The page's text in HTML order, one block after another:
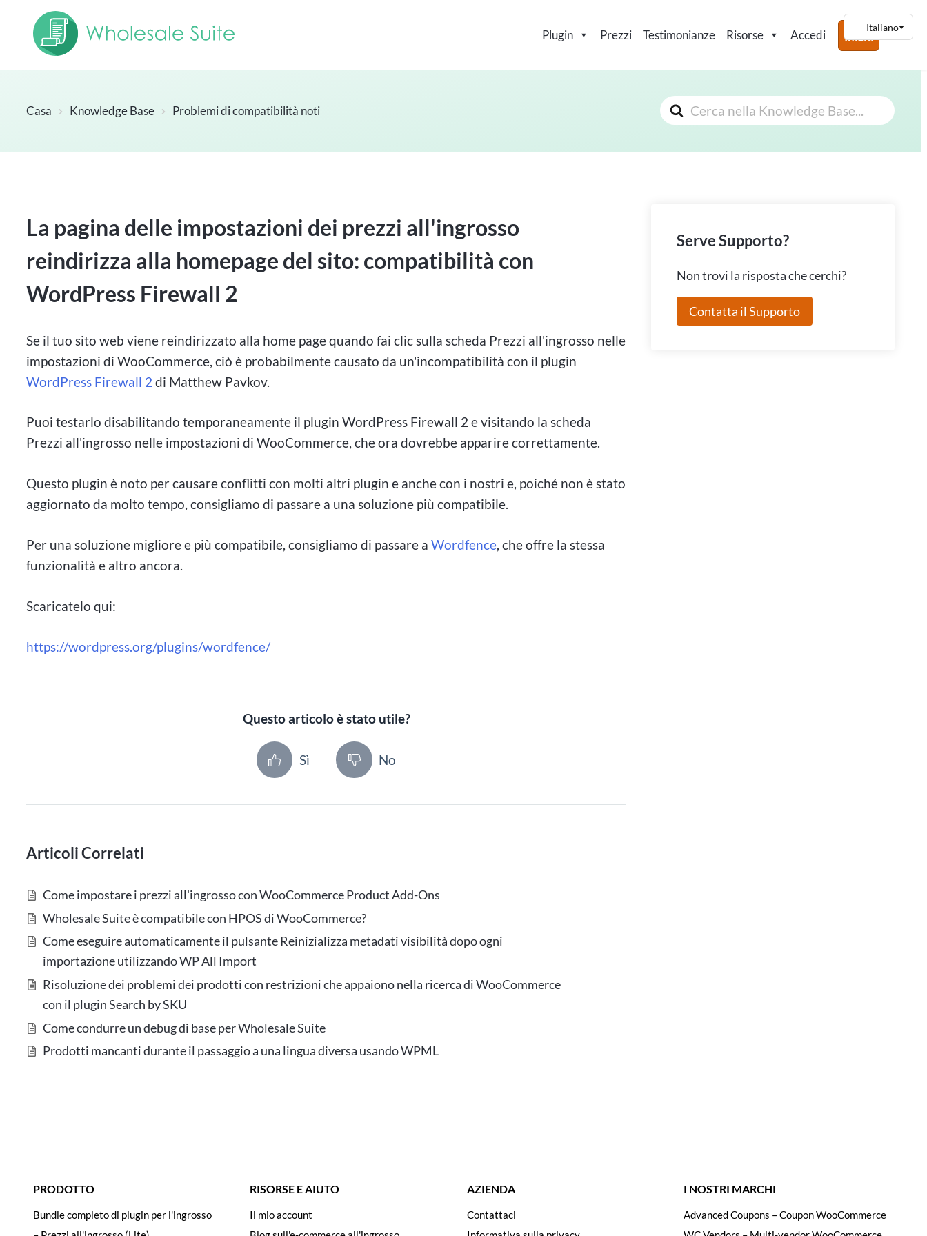
Plugin Prezzi Testimonianze Risorse Accedi Inizia
Cerca
Casa Knowledge Base Problemi di compatibilità noti
La pagina delle impostazioni dei prezzi all'ingrosso
reindirizza alla homepage del sito: compatibilità con
WordPress Firewall 2
Se il tuo sito web viene reindirizzato alla home page quando fai clic sulla scheda Prezzi all'ingrosso nelle
impostazioni di WooCommerce, ciò è probabilmente causato da un'incompatibilità con il plugin
WordPress Firewall 2 di Matthew Pavkov.
Puoi testarlo disabilitando temporaneamente il plugin WordPress Firewall 2 e visitando la scheda
Prezzi all'ingrosso nelle impostazioni di WooCommerce, che ora dovrebbe apparire correttamente.
Questo plugin è noto per causare conflitti con molti altri plugin e anche con i nostri e, poiché non è stato
aggiornato da molto tempo, consigliamo di passare a una soluzione più compatibile.
Per una soluzione migliore e più compatibile, consigliamo di passare aWordfence, che offre la stessa
funzionalità e altro ancora.
Scaricatelo qui:
https://wordpress.org/plugins/wordfence/
Questo articolo è stato utile?
Sì No
Articoli Correlati
Come impostare i prezzi all'ingrosso con WooCommerce Product Add-Ons
Wholesale Suite è compatibile con HPOS di WooCommerce?
Come eseguire automaticamente il pulsante Reinizializza metadati visibilità dopo ogni
importazione utilizzando WP All Import
Risoluzione dei problemi dei prodotti con restrizioni che appaiono nella ricerca di WooCommerce
con il plugin Search by SKU
Come condurre un debug di base per Wholesale Suite
Prodotti mancanti durante il passaggio a una lingua diversa usando WPML
Serve Supporto?
Non trovi la risposta che cerchi?
Contatta il Supporto
PRODOTTO
Bundle completo di plugin per l'ingrosso
RISORSE E AIUTO
Il mio account
AZIENDA
Contattaci
I NOSTRI MARCHI
Advanced Coupons – Coupon WooCommerce